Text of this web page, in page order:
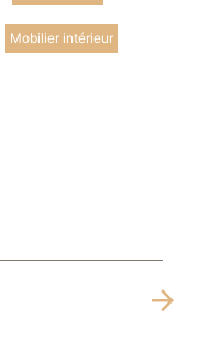
Mobilier intérieur